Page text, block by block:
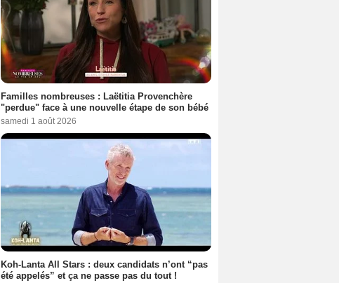
Familles nombreuses : Laëtitia Provenchère
"perdue" face à une nouvelle étape de son bébé
samedi 1 août 2026
Koh-Lanta All Stars : deux candidats n’ont “pas
été appelés” et ça ne passe pas du tout !